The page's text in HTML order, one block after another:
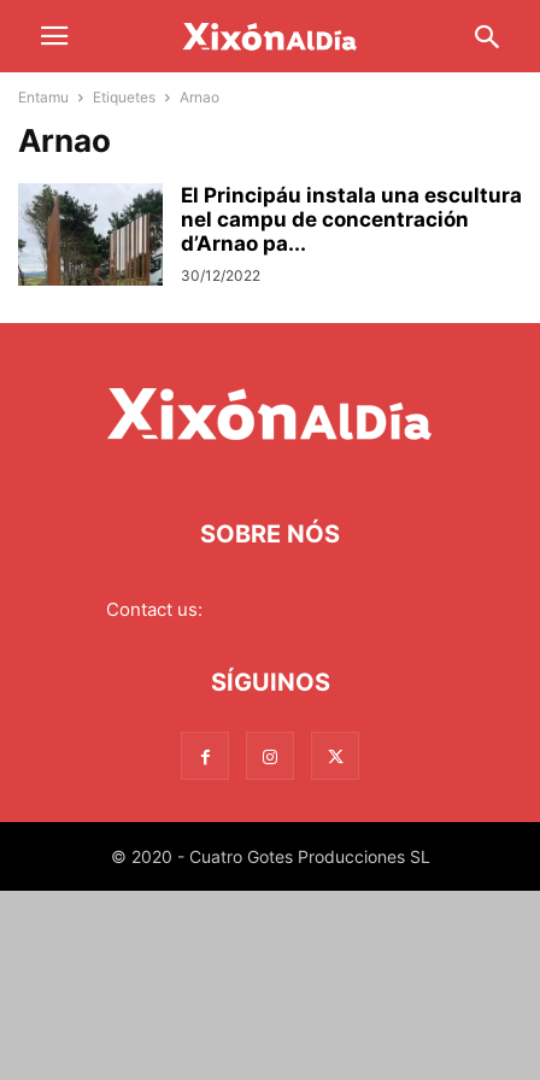
Entamu Etiquetes Arnao
Arnao
El Principáu instala una escultura
nel campu de concentración
d’Arnao pa...
30/12/2022
SOBRE NÓS
Contact us:
SÍGUINOS
© 2020 - Cuatro Gotes Producciones SL